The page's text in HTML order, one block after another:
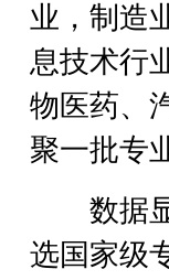
业，制造
息技术行
物医药、
聚一批专
数据显
选国家级